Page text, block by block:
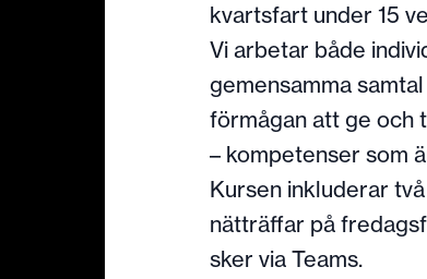
kvartsfart under 15
Vi arbetar både
gemensamma
förmågan att ge och
– kompetenser som
Kursen inkluderar
nätträffar på
sker via Teams.